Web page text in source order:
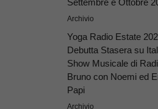
Archivio
Yoga Radio Estate
Debutta Stasera su
Show Musicale di
Bruno con Noemi ed
Papi
Archivio